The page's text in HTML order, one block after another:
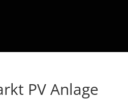
PV Anlage